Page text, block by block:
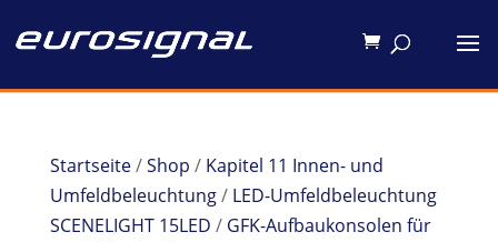
Startseite/Shop / Kapitel 11 Innen- und
Umfeldbeleuchtung/ LED-Umfeldbeleuchtung
SCENELIGHT 15LED / GFK-Aufbaukonsolen für